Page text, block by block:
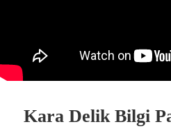
Kara Delik Bilgi